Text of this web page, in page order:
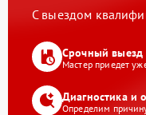
С выездом
Срочный выезд
Мастер приедет
Диагностика и
Определим